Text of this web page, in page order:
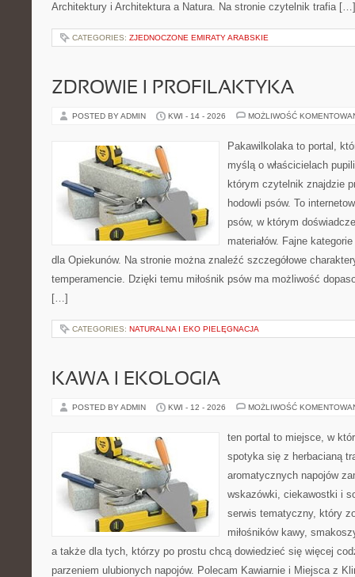
Architektury i Architektura a Natura. Na stronie czytelnik trafia […]
CATEGORIES: ZJEDNOCZONE EMIRATY ARABSKIE
ZDROWIE I PROFILAKTYKA
POSTED BY ADMIN KWI - 14 - 2026 MOŻLIWOŚĆ
Pakawilkolaka to portal,
myślą o właścicielach
którym czytelnik znajdzie
hodowli psów. To
psów, w którym
materiałów. Fajne
dla Opiekunów. Na stronie można znaleźć szczegółowe
temperamencie. Dzięki temu miłośnik psów ma możliwość
[…]
CATEGORIES: NATURALNA I EKO PIELĘGNACJA
KAWA I EKOLOGIA
POSTED BY ADMIN KWI - 12 - 2026 MOŻLIWOŚĆ
ten portal to miejsce, w
spotyka się z herbacianą
aromatycznych napojów
wskazówki, ciekawostki i
serwis tematyczny, który
miłośników kawy,
a także dla tych, którzy po prostu chcą dowiedzieć się więcej
parzeniem ulubionych napojów. Polecam Kawiarnie i Miejsca z